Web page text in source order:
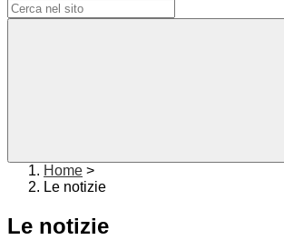
Home >
Le notizie
Le notizie